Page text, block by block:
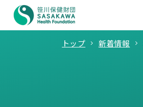
トップ 新着情報